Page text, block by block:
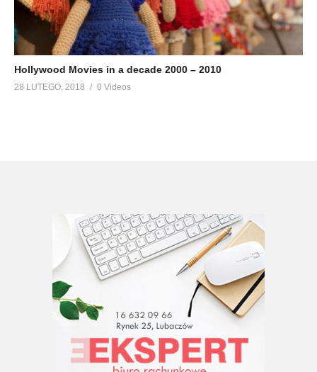
Hollywood Movies in a decade 2000 – 2010
28 LUTEGO, 2018 0 Videos